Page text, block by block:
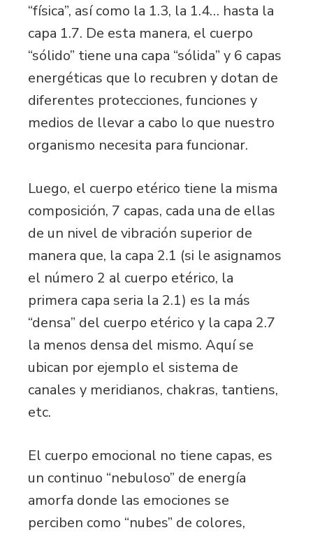
“física”, así como la 1.3, la 1.4… hasta la
capa 1.7. De esta manera, el cuerpo
“sólido” tiene una capa “sólida” y 6 capas
energéticas que lo recubren y dotan de
diferentes protecciones, funciones y
medios de llevar a cabo lo que nuestro
organismo necesita para funcionar.
Luego, el cuerpo etérico tiene la misma
composición, 7 capas, cada una de ellas
de un nivel de vibración superior de
manera que, la capa 2.1 (si le asignamos
el número 2 al cuerpo etérico, la
primera capa seria la 2.1) es la más
“densa” del cuerpo etérico y la capa 2.7
la menos densa del mismo. Aquí se
ubican por ejemplo el sistema de
canales y meridianos, chakras, tantiens,
etc.
El cuerpo emocional no tiene capas, es
un continuo “nebuloso” de energía
amorfa donde las emociones se
perciben como “nubes” de colores,